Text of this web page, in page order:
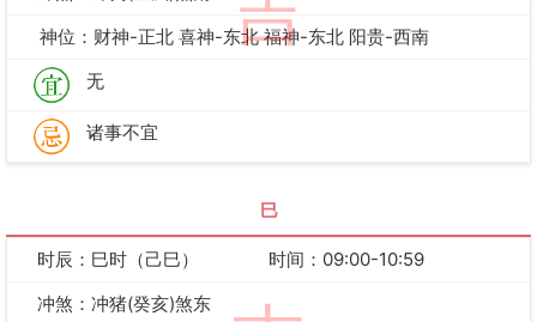
神位：财神-正北 喜神-东北 福神-东北 阳贵-西南
无
诸事不宜
巳
时辰：巳时（己巳）
时间：09:00-10:59
冲煞：冲猪(癸亥)煞东